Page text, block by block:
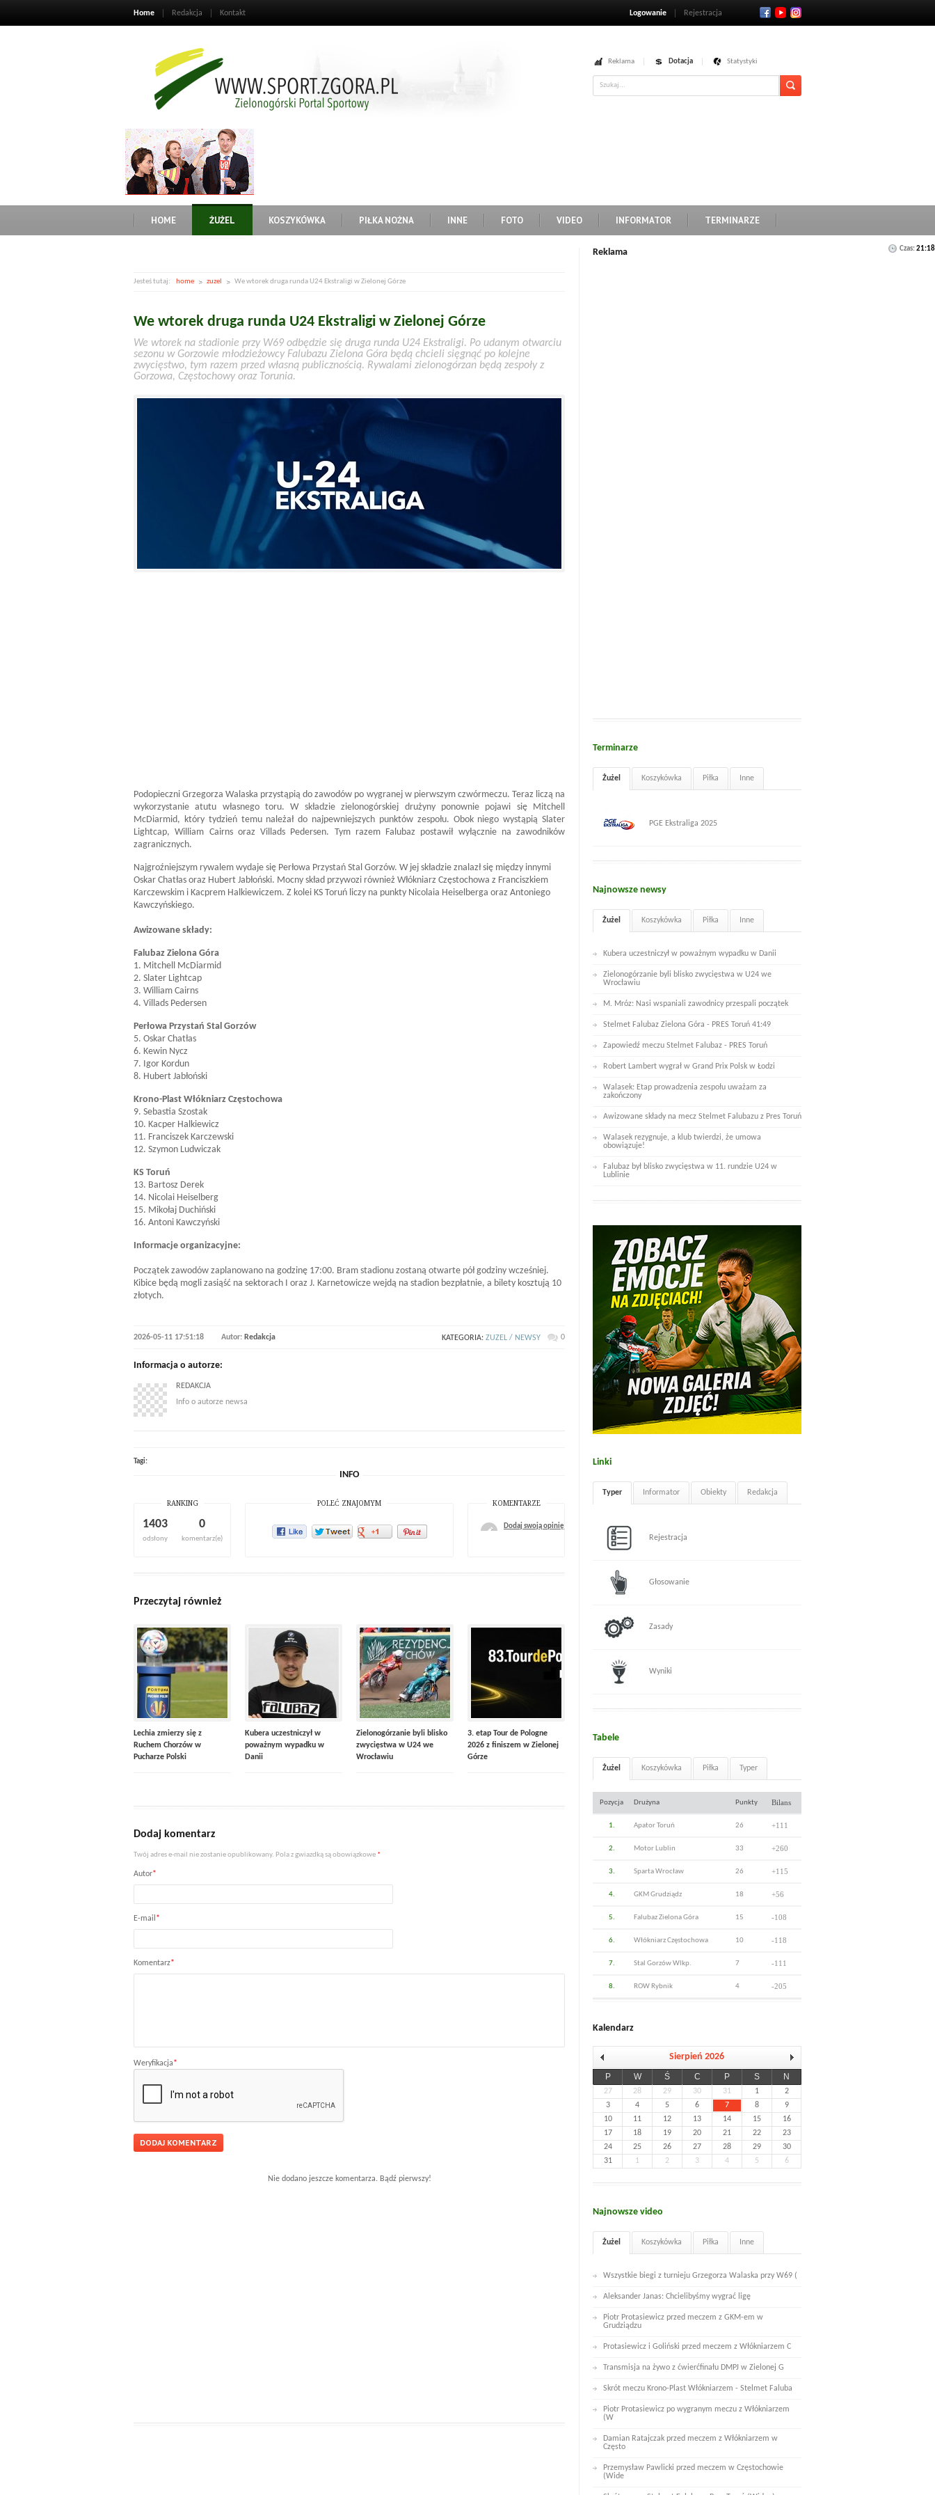
Home Redakcja Kontakt Logowanie Rejestracja
Reklama Dotacja Statystyki
HOME ŻUŻEL KOSZYKÓWKA PIŁKA NOŻNA INNE FOTO VIDEO INFORMATOR TERMINARZE
Czas:21:18
Jesteś tutaj: home zuzel We wtorek druga runda U24 Ekstraligi w Zielonej Górze
We wtorek druga runda U24 Ekstraligi w Zielonej Górze
We wtorek na stadionie przy W69 odbędzie się druga runda U24 Ekstraligi. Po udanym otwarciu
sezonu w Gorzowie młodzieżowcy Falubazu Zielona Góra będą chcieli sięgnąć po kolejne
zwycięstwo, tym razem przed własną publicznością. Rywalami zielonogórzan będą zespoły z
Gorzowa, Częstochowy oraz Torunia.
Podopieczni Grzegorza Walaska przystąpią do zawodów po wygranej w pierwszym czwórmeczu. Teraz liczą na
wykorzystanie atutu własnego toru. W składzie zielonogórskiej drużyny ponownie pojawi się Mitchell
McDiarmid, który tydzień temu należał do najpewniejszych punktów zespołu. Obok niego wystąpią Slater
Lightcap, William Cairns oraz Villads Pedersen. Tym razem Falubaz postawił wyłącznie na zawodników
zagranicznych.
Najgroźniejszym rywalem wydaje się Perłowa Przystań Stal Gorzów. W jej składzie znalazł się między innymi
Oskar Chatłas oraz Hubert Jabłoński. Mocny skład przywozi również Włókniarz Częstochowa z Franciszkiem
Karczewskim i Kacprem Halkiewiczem. Z kolei KS Toruń liczy na punkty Nicolaia Heiselberga oraz Antoniego
Kawczyńskiego.
Awizowane składy:
Falubaz Zielona Góra
1. Mitchell McDiarmid
2. Slater Lightcap
3. William Cairns
4. Villads Pedersen
Perłowa Przystań Stal Gorzów
5. Oskar Chatłas
6. Kewin Nycz
7. Igor Kordun
8. Hubert Jabłoński
Krono-Plast Włókniarz Częstochowa
9. Sebastia Szostak
10. Kacper Halkiewicz
11. Franciszek Karczewski
12. Szymon Ludwiczak
KS Toruń
13. Bartosz Derek
14. Nicolai Heiselberg
15. Mikołaj Duchiński
16. Antoni Kawczyński
Informacje organizacyjne:
Początek zawodów zaplanowano na godzinę 17:00. Bram stadionu zostaną otwarte pół godziny wcześniej.
Kibice będą mogli zasiąść na sektorach I oraz J. Karnetowicze wejdą na stadion bezpłatnie, a bilety kosztują 10
złotych.
2026-05-11 17:51:18 Autor: Redakcja KATEGORIA: ZUZEL / NEWSY 0
Informacja o autorze:
REDAKCJA
Info o autorze newsa
Tagi:
INFO
RANKING
1403
odsłony
0
komentarz(e)
KOMENTARZE
Dodaj swoją opinię
POLEĆ ZNAJOMYM
Przeczytaj również
Lechia zmierzy się z
Ruchem Chorzów w
Pucharze Polski
Kubera uczestniczył w
poważnym wypadku w
Danii
Zielonogórzanie byli blisko
zwycięstwa w U24 we
Wrocławiu
3. etap Tour de Pologne
2026 z finiszem w Zielonej
Górze
Dodaj komentarz
Twój adres e-mail nie zostanie opublikowany. Pola z gwiazdką są obowiązkowe *
Autor*
E-mail *
Komentarz*
Weryfikacja*
Nie dodano jeszcze komentarza. Bądź pierwszy!
Reklama
Terminarze
Żużel Koszykówka Piłka Inne
PGE Ekstraliga 2025
Najnowsze newsy
Żużel Koszykówka Piłka Inne
Kubera uczestniczył w poważnym wypadku w Danii
Zielonogórzanie byli blisko zwycięstwa w U24 we
Wrocławiu
M. Mróz: Nasi wspaniali zawodnicy przespali początek
Stelmet Falubaz Zielona Góra - PRES Toruń 41:49
Zapowiedź meczu Stelmet Falubaz - PRES Toruń
Robert Lambert wygrał w Grand Prix Polsk w Łodzi
Walasek: Etap prowadzenia zespołu uważam za
zakończony
Awizowane składy na mecz Stelmet Falubazu z Pres Toruń
Walasek rezygnuje, a klub twierdzi, że umowa
obowiązuje!
Falubaz był blisko zwycięstwa w 11. rundzie U24 w
Lublinie
Linki
Typer Informator Obiekty Redakcja
Rejestracja
Głosowanie
Zasady
Wyniki
Tabele
Żużel Koszykówka Piłka Typer
Pozycja Drużyna Punkty Bilans
1. Apator Toruń 26 +111
2. Motor Lublin 33 +260
3. Sparta Wrocław 26 +115
4. GKM Grudziądz 18 +56
5. Falubaz Zielona Góra 15 -108
6. Włókniarz Częstochowa 10 -118
7. Stal Gorzów Wlkp. 7 -111
8. ROW Rybnik 4 -205
Kalendarz
Sierpień 2026
P W Ś C P S N
27 28 29 30 31 1
2
3
4 5 6 7 8
9
10
11 12 13 14 15
16
17
18 19 20 21 22
23
24
25 26 27 28 29
30
31
1 2 3 4 5 6
Najnowsze video
Żużel Koszykówka Piłka Inne
Wszystkie biegi z turnieju Grzegorza Walaska przy W69 (
Aleksander Janas: Chcielibyśmy wygrać ligę
Piotr Protasiewicz przed meczem z GKM-em w
Grudziądzu
Protasiewicz i Goliński przed meczem z Włókniarzem C
Transmisja na żywo z ćwierćfinału DMPJ w Zielonej G
Skrót meczu Krono-Plast Włókniarzem - Stelmet Faluba
Piotr Protasiewicz po wygranym meczu z Włókniarzem
(W
Damian Ratajczak przed meczem z Włókniarzem w
Często
Przemysław Pawlicki przed meczem w Częstochowie
(Wide